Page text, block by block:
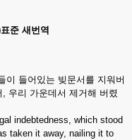
표준 새번역
이 들어있는 빚문서를 지워버
우리 가운데서 제거해 버렸
indebtedness, which stood
taken it away, nailing it to